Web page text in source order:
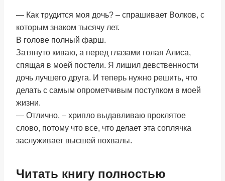
— Как трудится моя дочь? – спрашивает Волков, с
которым знаком тысячу лет.
В голове полный фарш.
Затянуто киваю, а перед глазами голая Алиса,
спящая в моей постели. Я лишил девственности
дочь лучшего друга. И теперь нужно решить, что
делать с самым опрометчивым поступком в моей
жизни.
— Отлично, – хрипло выдавливаю проклятое
слово, потому что все, что делает эта соплячка
заслуживает высшей похвалы.
Читать книгу полностью